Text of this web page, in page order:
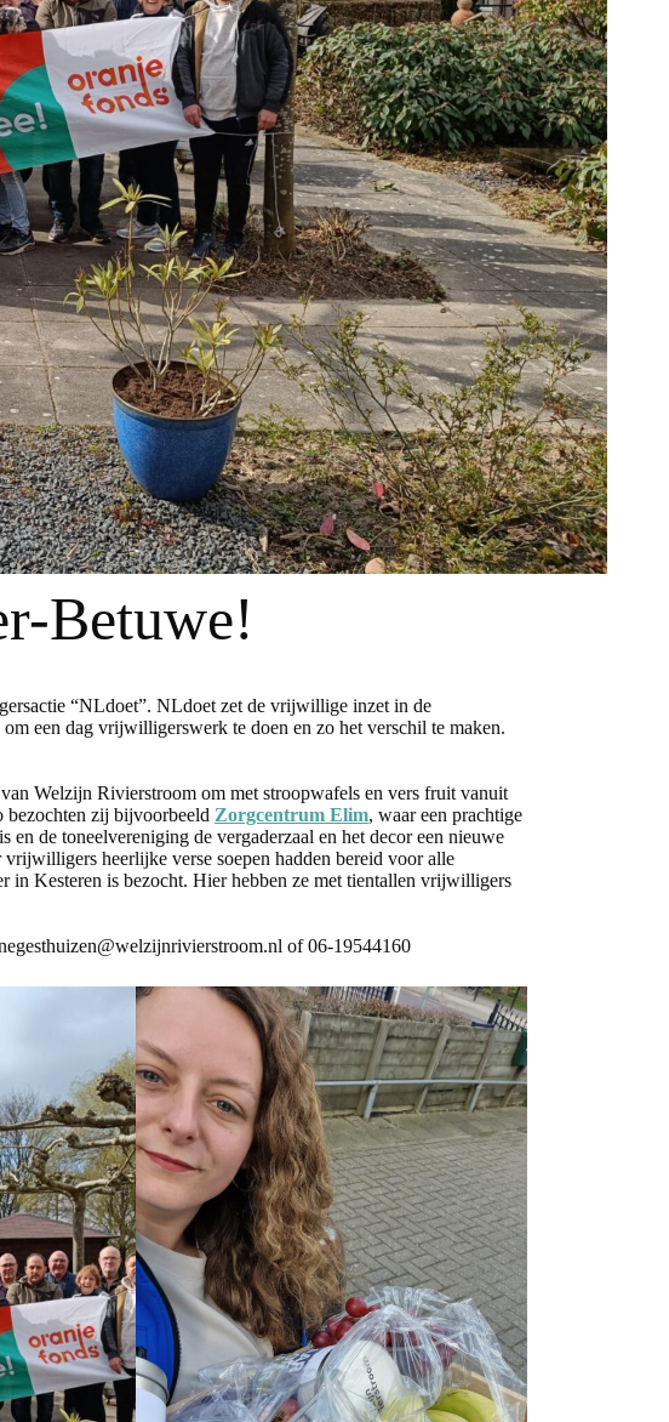
Betuwe!
“NLdoet”. NLdoet zet de vrijwillige inzet in de
een dag vrijwilligerswerk te doen en zo het verschil te maken.
Welzijn Rivierstroom om met stroopwafels en vers fruit vanuit
bezochten zij bijvoorbeeld Zorgcentrum Elim, waar een prachtige
en de toneelvereniging de vergaderzaal en het decor een nieuwe
heerlijke verse soepen hadden bereid voor alle
in Kesteren is bezocht. Hier hebben ze met tientallen vrijwilligers
of 06-19544160